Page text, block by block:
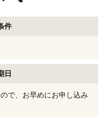
件
日
で、お早めにお申し込み